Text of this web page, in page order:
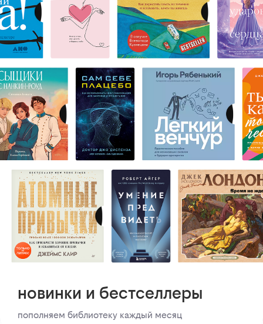
новинки и бестселлеры
пополняем библиотеку каждый месяц